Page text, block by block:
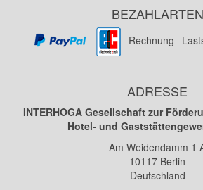
BEZAHLARTEN
Rechnung
ADRESSE
INTERHOGA Gesellschaft zur
Hotel- und
Am Weidendamm 1
10117 Berlin
Deutschland